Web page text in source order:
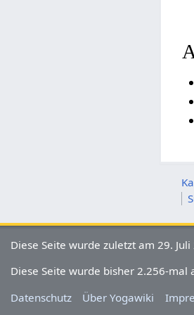
Diese Seite wurde zuletzt am 29.
Diese Seite wurde bisher 2.256-mal
Datenschutz
Über Yogawiki